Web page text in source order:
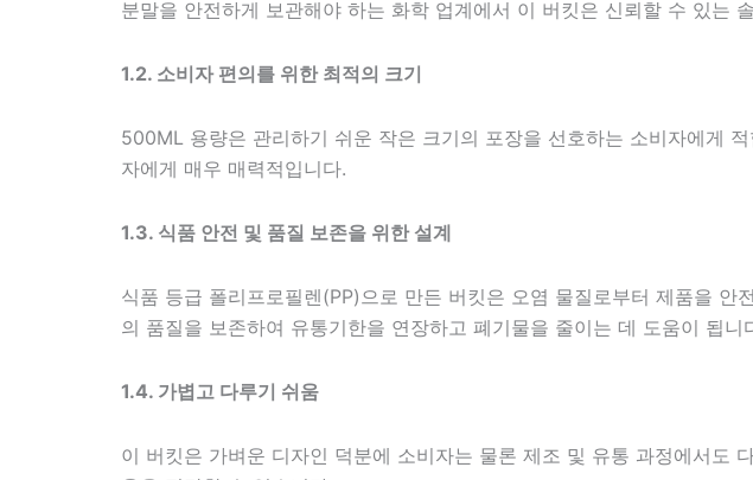
분말을 안전하게 보관해야 하는 화학 업계에서 이 버킷은 신뢰할 수 있는
1.2. 소비자 편의를 위한 최적의 크기
500ML 용량은 관리하기 쉬운 작은 크기의 포장을 선호하는 소비자에게
자에게 매우 매력적입니다.
1.3. 식품 안전 및 품질 보존을 위한 설계
식품 등급 폴리프로필렌(PP)으로 만든 버킷은 오염 물질로부터 제품을
의 품질을 보존하여 유통기한을 연장하고 폐기물을 줄이는 데 도움이 됩니
1.4. 가볍고 다루기 쉬움
이 버킷은 가벼운 디자인 덕분에 소비자는 물론 제조 및 유통 과정에서도